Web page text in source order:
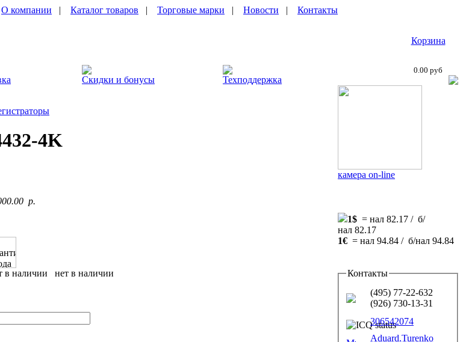
О компании | Каталог товаров | Торговые марки | Новости | Контакты
Скидки и бонусы Техподдержка
Корзина
0.00 руб
4K
p.
нет в наличии
камера on-line
1$ = нал 82.17 / б/
нал 82.17
1€ = нал 94.84 / б/нал 94.84
Контакты
(495) 77-22-632
(926) 730-13-31
306542074
Aduard.Turenko